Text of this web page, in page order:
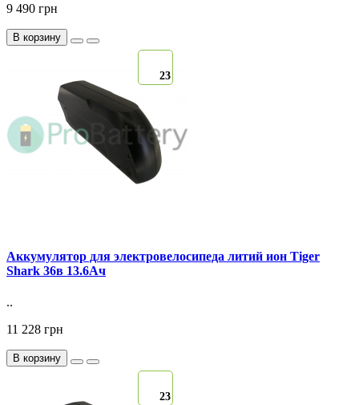
9 490 грн
В корзину
23
Аккумулятор для электровелосипеда литий ион Tiger
Shark 36в 13.6Ач
..
11 228 грн
В корзину
23